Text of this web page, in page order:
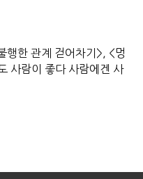
행한 관계 걷어차기>, <멍
사람이 좋다 사람에겐 사